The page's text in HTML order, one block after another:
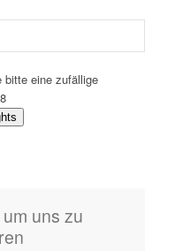
bitte eine zufällige
uns zu